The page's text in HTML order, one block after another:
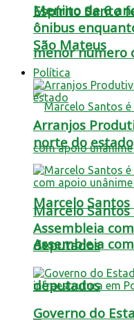
Espírito Santo
menor número
Marcelo
Assembleia
deputados
Menino de 6
ônibus
São Mateus
Política
Arranjos
norte do estado
Marcelo
Assembleia
deputados
Governo do